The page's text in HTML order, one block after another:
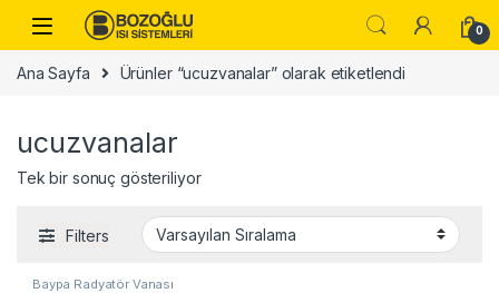
Skip to navigation
Skip to content
0
Ana Sayfa Ürünler “ucuzvanalar” olarak etiketlendi
ucuzvanalar
Tek bir sonuç gösteriliyor
Filters
Baypa Radyatör Vanası